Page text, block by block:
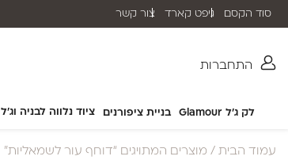
התחברות
לק ג'ל Glamour בניית ציפורנים ציוד נלווה לבניה וג'ל
משלוח חינם בהזמנה מעל ₪399 (לא כולל מוצרי חשמל)סוד הקסם גיפט קארד צור קשר
עמוד הבית / מוצרים המתויגים “דוחף עור לשמאליות”